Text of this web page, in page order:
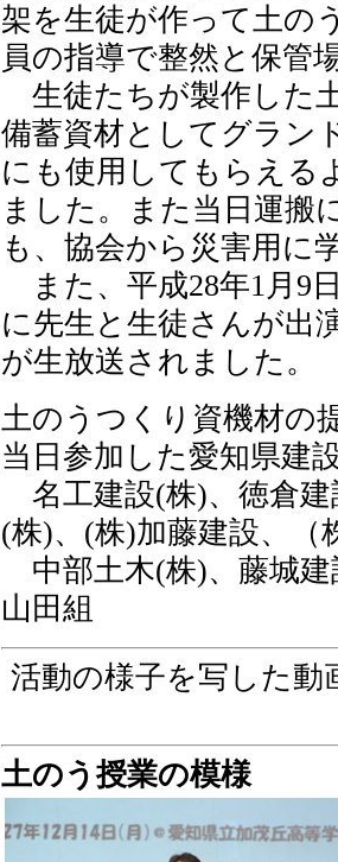
架を生徒が作って土の
員の指導で整然と保管
生徒たちが製作した
備蓄資材としてグラン
にも使用してもらえる
ました。また当日運搬
も、協会から災害用に
また、平成28年1月9
に先生と生徒さんが出
が生放送されました。
土のうつくり資機材
当日参加した愛知県建
名工建設(株)、徳倉建
(株)、(株)加藤建設、（
中部土木(株)、藤城建
山田組
活動の様子を写した動
土のう授業の模様